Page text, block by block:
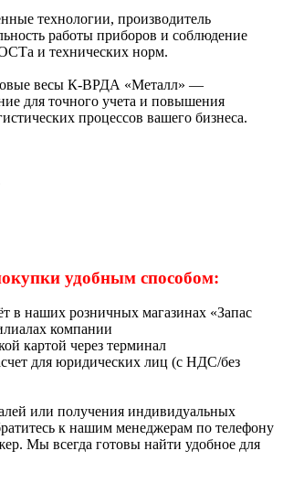
технологии, производитель
работы приборов и соблюдение
и технических норм.
весы К-ВРДА «Металл» —
для точного учета и повышения
процессов вашего бизнеса.
удобным способом:
в наших розничных магазинах «Запас
компании
картой через терминал
для юридических лиц (с НДС/без
или получения индивидуальных
к нашим менеджерам по телефону
Мы всегда готовы найти удобное для